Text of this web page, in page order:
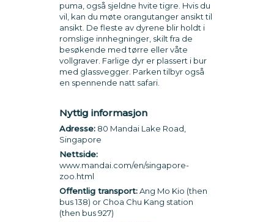
puma, også sjeldne hvite tigre. Hvis du
vil, kan du møte orangutanger ansikt til
ansikt. De fleste av dyrene blir holdt i
romslige innhegninger, skilt fra de
besøkende med tørre eller våte
vollgraver. Farlige dyr er plassert i bur
med glassvegger. Parken tilbyr også
en spennende natt safari.
Nyttig informasjon
Adresse:80 Mandai Lake Road,
Singapore
Nettside:
www.mandai.com/en/singapore-
zoo.html
Offentlig transport:Ang Mo Kio (then
bus 138) or Choa Chu Kang station
(then bus 927)